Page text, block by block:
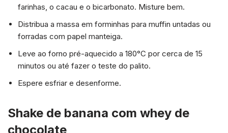
farinhas, o cacau e o bicarbonato. Misture bem.
Distribua a massa em forminhas para muffin untadas ou
forradas com papel manteiga.
Leve ao forno pré-aquecido a 180°C por cerca de 15
minutos ou até fazer o teste do palito.
Espere esfriar e desenforme.
Shake de banana com whey de
chocolate